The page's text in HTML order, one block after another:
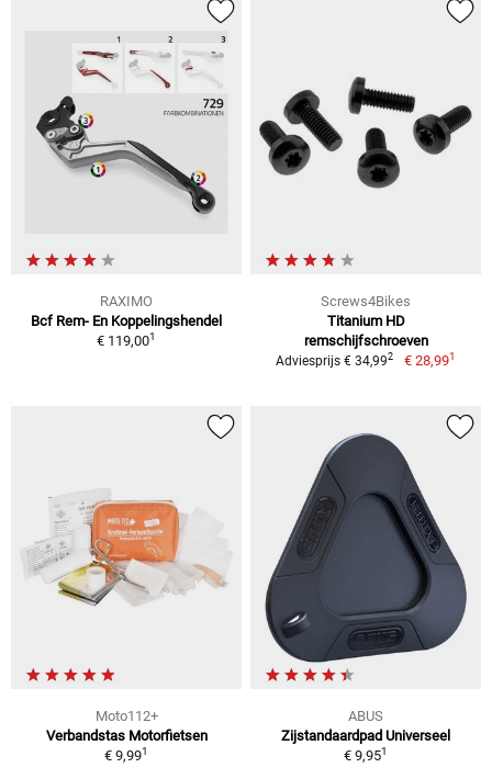
RAXIMO
Bcf Rem- En Koppelingshendel
€ 119,001
Screws4Bikes
Titanium HD
remschijfschroeven
Adviesprijs € 34,992 € 28,991
Moto112+
Verbandstas Motorfietsen
€ 9,991
ABUS
Zijstandaardpad Universeel
€ 9,951